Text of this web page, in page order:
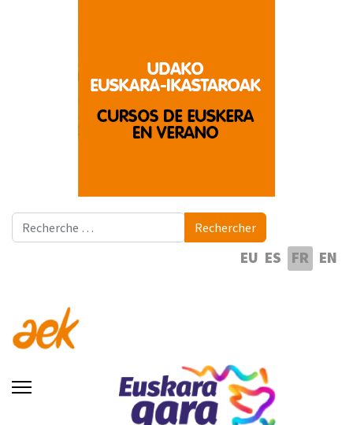
Rechercher Rechercher
EU ES FR EN